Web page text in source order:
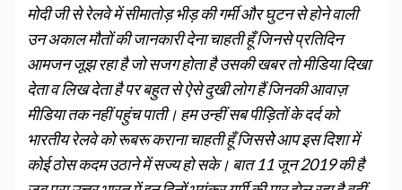
मोदी जी से रेलवे में सीमातोड़ भीड़ की गर्मी और घुटन से होने वाली
उन अकाल मौतों की जानकारी देना चाहती हूँ जिनसे प्रतिदिन
आमजन जूझ रहा है जो सजग होता है उसकी खबर तो मीडिया दिखा
देता व लिख देता है पर बहुत से ऐसे दुखी लोग हैं जिनकी आवाज़
मीडिया तक नहीं पहुंच पाती। हम उन्हीं सब पीड़ितों के दर्द को
भारतीय रेलवे को रूबरू कराना चाहती हूँ जिससेे आप इस दिशा में
कोई ठोस कदम उठाने में सज्य हो सके। बात 11 जून 2019 की है